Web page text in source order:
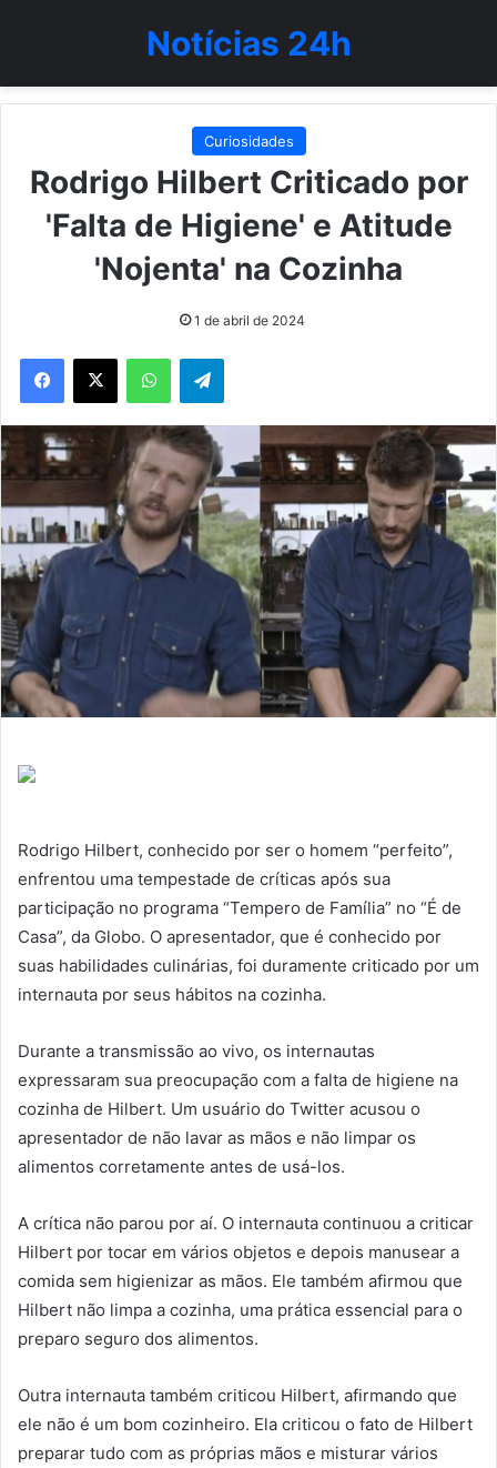
Notícias 24h
Curiosidades
Rodrigo Hilbert Criticado por
'Falta de Higiene' e Atitude
'Nojenta' na Cozinha
1 de abril de 2024
WhatsAppTelegram
Rodrigo Hilbert, conhecido por ser o homem “perfeito”,
enfrentou uma tempestade de críticas após sua
participação no programa “Tempero de Família” no “É de
Casa”, da Globo. O apresentador, que é conhecido por
suas habilidades culinárias, foi duramente criticado por um
internauta por seus hábitos na cozinha.
Durante a transmissão ao vivo, os internautas
expressaram sua preocupação com a falta de higiene na
cozinha de Hilbert. Um usuário do Twitter acusou o
apresentador de não lavar as mãos e não limpar os
alimentos corretamente antes de usá-los.
A crítica não parou por aí. O internauta continuou a criticar
Hilbert por tocar em vários objetos e depois manusear a
comida sem higienizar as mãos. Ele também afirmou que
Hilbert não limpa a cozinha, uma prática essencial para o
preparo seguro dos alimentos.
Outra internauta também criticou Hilbert, afirmando que
ele não é um bom cozinheiro. Ela criticou o fato de Hilbert
preparar tudo com as próprias mãos e misturar vários